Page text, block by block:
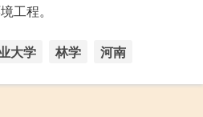
工程。
大学 林学 河南